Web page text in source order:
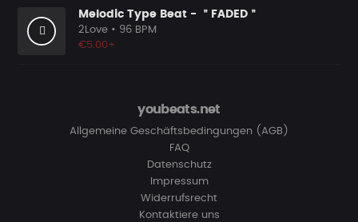
Melodic Type Beat - ＂FADED＂
2Love • 96 BPM
€5.00+
youbeats.net
Allgemeine Geschäftsbedingungen (AGB)
FAQ
Datenschutz
Impressum
Widerrufsrecht
Kontaktiere uns